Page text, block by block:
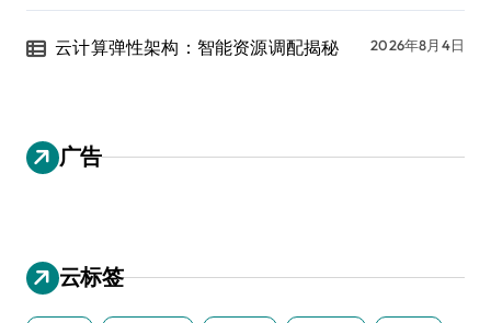
云计算弹性架构：智能资源调配揭秘 2026年8月4日
广告
云标签